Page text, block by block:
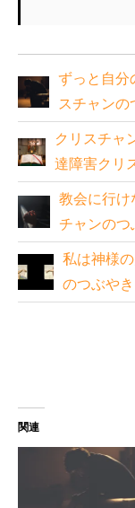
ずっと自
スチャンの
クリスチャ
達障害クリ
教会に行
チャンのつ
私は神様
のつぶやき
関連